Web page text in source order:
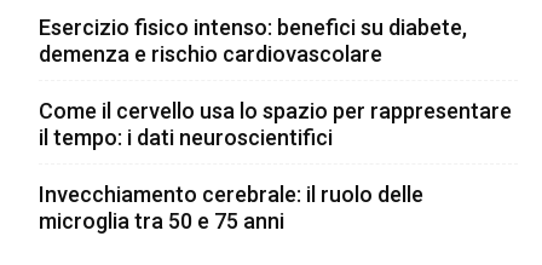
Esercizio fisico intenso: benefici su diabete,
demenza e rischio cardiovascolare
Come il cervello usa lo spazio per rappresentare
il tempo: i dati neuroscientifici
Invecchiamento cerebrale: il ruolo delle
microglia tra 50 e 75 anni